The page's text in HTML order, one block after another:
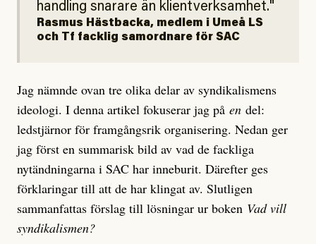
handling snarare än klientverksamhet.
Rasmus Hästbacka, medlem i Umeå LS
och Tf facklig samordnare för SAC
Jag nämnde ovan tre olika delar av syndikalismens
ideologi. I denna artikel fokuserar jag på en del:
ledstjärnor för framgångsrik organisering. Nedan ger
jag först en summarisk bild av vad de fackliga
nytändningarna i SAC har inneburit. Därefter ges
förklaringar till att de har klingat av. Slutligen
sammanfattas förslag till lösningar ur boken Vad vill
syndikalismen?